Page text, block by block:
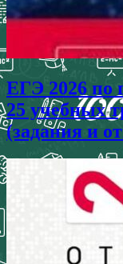
ЕГЭ 2026 по
25 учебных
(задания и